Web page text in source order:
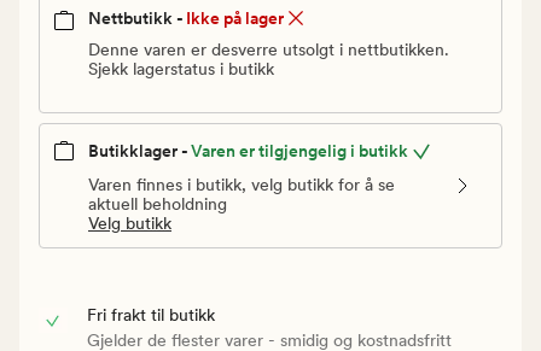
Nettbutikk - Ikke på lager
Denne varen er desverre utsolgt i nettbutikken.
Sjekk lagerstatus i butikk
Butikklager -Varen er tilgjengelig i butikk
Varen finnes i butikk, velg butikk for å se
aktuell beholdning
Velg butikk
Fri frakt til butikk
Gjelder de flester varer - smidig og kostnadsfritt